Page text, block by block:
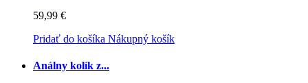
59,99 €
Pridať do košíka Nákupný košík
Análny kolík z...